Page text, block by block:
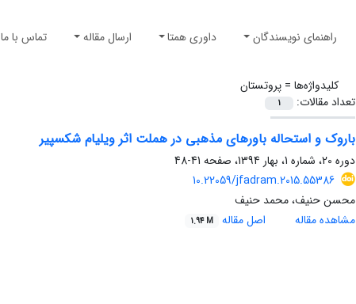
راهنمای نویسندگان داوری همتا ارسال مقاله تماس با ما
کلیدواژه‌ها =پروتستان
تعداد مقالات:
1
باروک و استحاله باورهای مذهبی در هملت اثر ویلیام شکسپیر
دوره 20، شماره 1، بهار 1394، صفحه
41-48
10.22059/jfadram.2015.55386
محسن حنیف، محمد حنیف
مشاهده مقاله
اصل مقاله 1.94 M